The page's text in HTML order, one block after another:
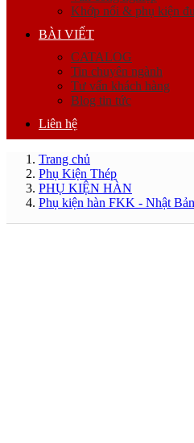
Khớp nối & phụ kiện
BÀI VIẾT
CATALOG
Tin chuyên ngành
Tư vấn khách hàng
Blog tin tức
Liên hệ
Trang chủ
Phụ Kiện Thép
PHỤ KIỆN HÀN
Phụ kiện hàn FKK - Nhật Bản